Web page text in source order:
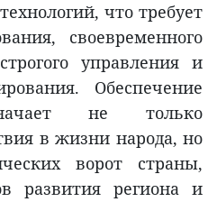
что требует
своевременного
управления и
Обеспечение
не только
в жизни народа, но
ворот страны,
развития региона и